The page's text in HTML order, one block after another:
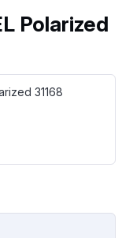
Polarized